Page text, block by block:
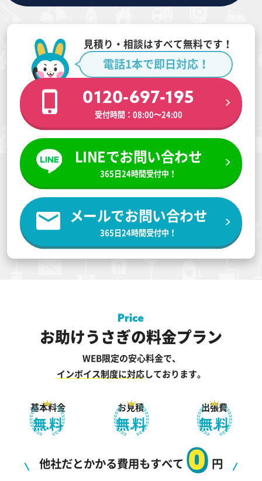
見積り・相談はすべて無料です！
電話1本で即日対応！
0120-697-195
受付時間：08:00〜24:00
LINEでお問い合わせ
365日24時間受付中！
メールでお問い合わせ
365日24時間受付中！
お助けうさぎの料金プラン
WEB限定の安心料金で、
インボイス制度に対応しております。
基本料金
無料
お見積
無料
出張費
無料
他社だとかかる費用もすべて
0
円